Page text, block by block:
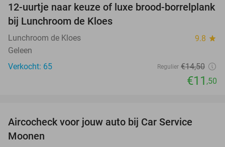
21%
12-uurtje naar keuze of luxe brood-borrelplank
bij Lunchroom de Kloes
Lunchroom de Kloes 9.8 star
Geleen
Verkocht: 65
Regulier €14,50
€11 ,50
Aircocheck voor jouw auto bij Car Service
Moonen